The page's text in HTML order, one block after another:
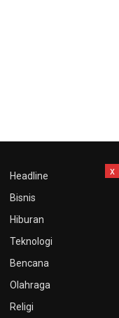
Headline
Bisnis
Hiburan
Teknologi
Bencana
Olahraga
Religi
x